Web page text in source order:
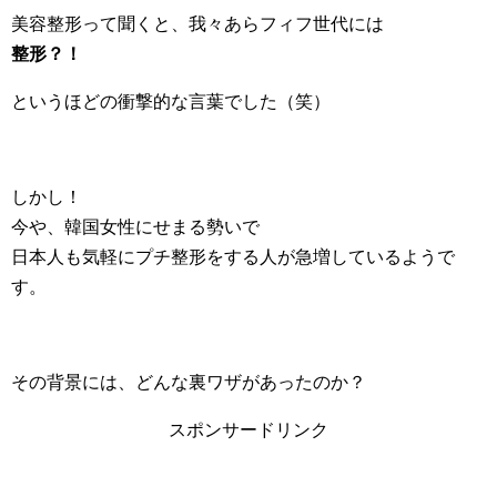
美容整形って聞くと、我々あらフィフ世代には
整形？！
というほどの衝撃的な言葉でした（笑）
しかし！
今や、韓国女性にせまる勢いで
日本人も気軽にプチ整形をする人が急増しているようで
す。
その背景には、どんな裏ワザがあったのか？
スポンサードリンク